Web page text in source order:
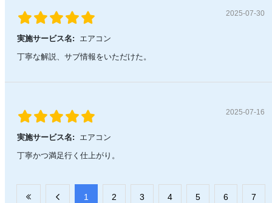
2025-07-30
実施サービス名:
エアコン
丁寧な解説、サブ情報をいただけた。
2025-07-16
実施サービス名:
エアコン
丁寧かつ満足行く仕上がり。
​1 ​2 ​3 ​4 ​5 ​6 ​7